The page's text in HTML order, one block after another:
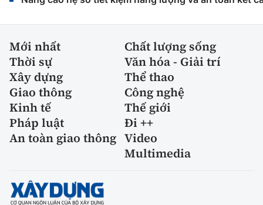
Mới nhất
Chất lượng sống
Thời sự
Văn hóa - Giải trí
Xây dựng
Thể thao
Giao thông
Công nghệ
Kinh tế
Thế giới
Pháp luật
Đi ++
An toàn giao thông Video
Multimedia